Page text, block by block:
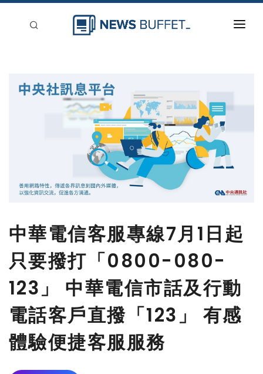
中華電信客服專線7月1日起
只要撥打「0800-080-
123」 中華電信市話及行動
電話客戶直撥「123」 有感
體驗便捷客服服務